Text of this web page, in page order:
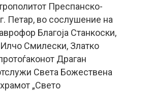
Преспанско-
Петар, во сослушение на
Благоја Станкоски,
Смилески, Златко
Драган
Света Божествена
„Свето